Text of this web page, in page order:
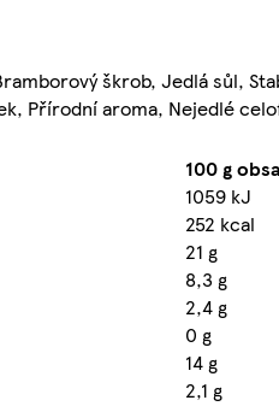
škrob, Jedlá sůl,
Přírodní aroma, Nejedlé
100 g
1059 kJ
252 kcal
21 g
8,3 g
2,4 g
0 g
14 g
2,1 g